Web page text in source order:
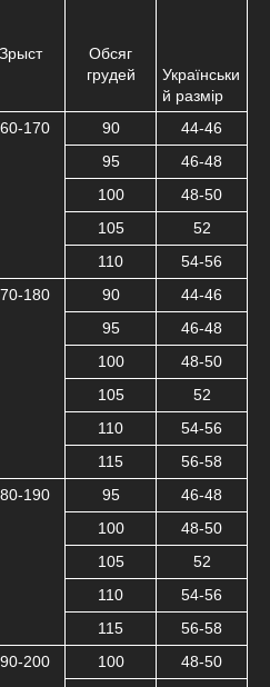
Зрыст
Обсяг
грудей
Українськи
й размір
170 90
44-46
95
46-48
100
48-50
105
52
110
54-56
180 90
44-46
95
46-48
100
48-50
105
52
110
54-56
115
56-58
190 95
46-48
100
48-50
105
52
110
54-56
115
56-58
200 100
48-50